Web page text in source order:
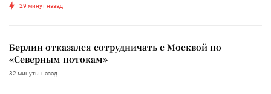
29 минут назад
Берлин отказался сотрудничать с Москвой по
«Северным потокам»
32 минуты назад